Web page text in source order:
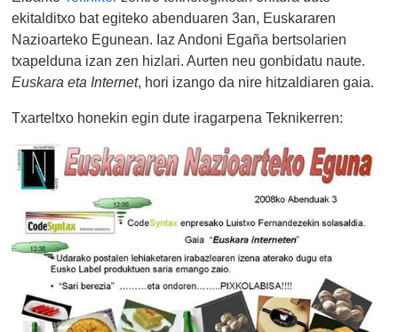
ekitalditxo bat egiteko abenduaren 3an, Euskararen
Nazioarteko Egunean. Iaz Andoni Egaña bertsolarien
txapelduna izan zen hizlari. Aurten neu gonbidatu naute.
Euskara eta Internet, hori izango da nire hitzaldiaren gaia.
Txarteltxo honekin egin dute iragarpena Teknikerren: